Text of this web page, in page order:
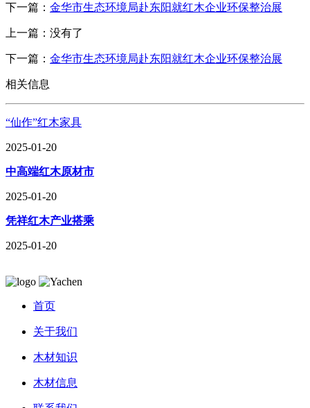
下一篇： 金华市生态环境局赴东阳就红木企业环保整治展
上一篇：没有了
下一篇： 金华市生态环境局赴东阳就红木企业环保整治展
相关信息
“仙作”红木家具
2025-01-20
中高端红木原材市
2025-01-20
凭祥红木产业搭乘
2025-01-20
首页
关于我们
木材知识
木材信息